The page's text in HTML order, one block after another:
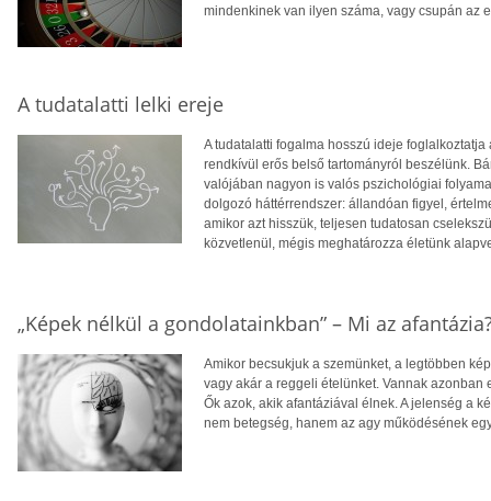
mindenkinek van ilyen száma, vagy csupán az
A tudatalatti lelki ereje
A tudatalatti fogalma hosszú ideje
rendkívül erős belső tartományról beszélünk.
valójában nagyon is valós pszichológiai
dolgozó háttérrendszer: állandóan figyel,
amikor azt hisszük, teljesen tudatosan
közvetlenül, mégis meghatározza életünk
„Képek nélkül a gondolatainkban” – Mi az
Amikor becsukjuk a szemünket, a legtöbben
vagy akár a reggeli ételünket. Vannak
Ők azok, akik afantáziával élnek. A jelenség a
nem betegség, hanem az agy működésének